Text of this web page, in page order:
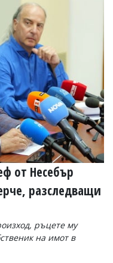
от Несебър
разследващи
ръцете му
на имот в